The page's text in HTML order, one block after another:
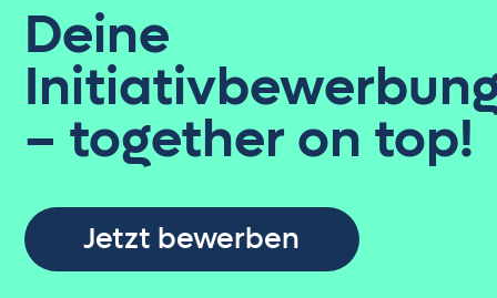
Leistungen
Gipfelbuch
Knowledge Zone
Jobs
About us
get in touch
Deine
– together on top!
Jetzt bewerben